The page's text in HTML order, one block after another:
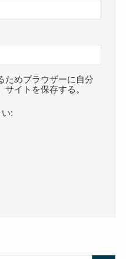
ためブラウザーに自分
イトを保存する。
: